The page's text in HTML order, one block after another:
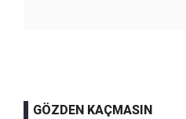
GÖZDEN KAÇMASIN